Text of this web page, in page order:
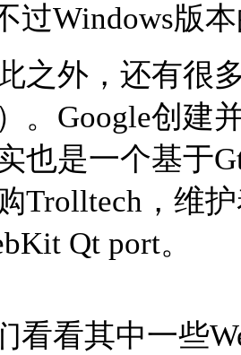
Windows版本
之外，还有很
）。Google创建
也是一个基于
Trolltech，维
Qt port。
看看其中一些